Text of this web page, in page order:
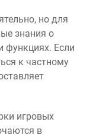
но для
знания о
функциях. Если
к частному
игровых
в